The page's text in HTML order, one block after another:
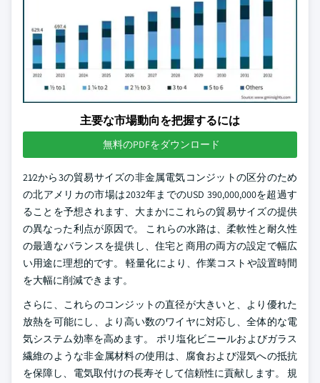
主要な市場動向を把握するには
無料のPDFをダウンロード
21⁄2から3の貿易サイズの非金属電気コンジットの区分のため
の北アメリカの市場は2032年までのUSD 390,000,000を超過す
ることを予想されます、大まかにこれらの貿易サイズの提供
の異なった利点が原因で。 これらの水路は、柔軟性と耐久性
の最適なバランスを提供し、住宅と商用の両方の設定で幅広
い用途に理想的です。 軽量化により、作業コストや設置時間
を大幅に削減できます。
さらに、これらのコンジットの直径が大きいと、より優れた
放熱を可能にし、より高い数のワイヤに対応し、全体的な電
気システム効率を高めます。 ポリ塩化ビニールおよびガラス
繊維のような非金属材料の使用は、腐食および湿気への抵抗
を保障し、電気取付けの長寿そして信頼性に貢献します。 規